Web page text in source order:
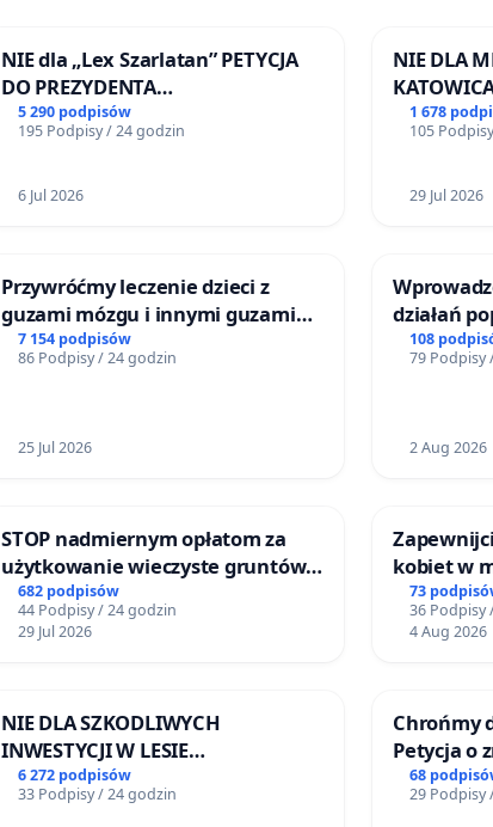
NIE dla „Lex Szarlatan” PETYCJA
DO PREZYDENTA
RZECZYPOSPOLITEJ POLSKIEJ
5 290 podpisów
195 Podpisy / 24 godzin
6 Jul 2026
NIE DLA
1 678
105
29 Jul 2026
Przywróćmy leczenie dzieci z
guzami mózgu i innymi guzami
litymi do Górnośląskiego
Centrum Zdrowia Dziecka w
7 154 podpisów
86 Podpisy / 24 godzin
25 Jul 2026
działań
108
79 Podpisy
2 Aug 2026
STOP nadmiernym opłatom za
użytkowanie wieczyste gruntów
zajmowanych przez rodzinne
ogrody działkowe.
682 podpisów
44 Podpisy / 24 godzin
29 Jul 2026
kobiet w
73
36 Podpisy
4 Aug 2026
NIE DLA SZKODLIWYCH
INWESTYCJI W LESIE
ŁAGIEWNICKIM I ARTURÓWKU
6 272 podpisów
33 Podpisy / 24 godzin
Chrońmy
Petycja o
68
29 Podpisy